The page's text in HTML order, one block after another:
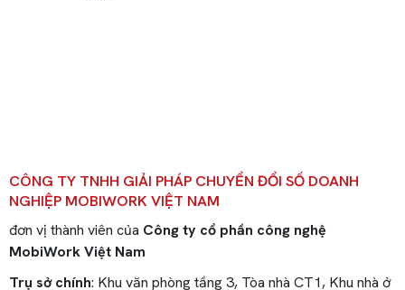
CÔNG TY TNHH GIẢI PHÁP CHUYỂN ĐỔI SỐ DOANH
NGHIỆP MOBIWORK VIỆT NAM
đơn vị thành viên của Công ty cổ phần công nghệ
MobiWork Việt Nam
Trụ sở chính: Khu văn phòng tầng 3, Tòa nhà CT1, Khu nhà ở